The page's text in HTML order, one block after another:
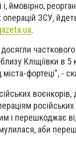
і, ймовірно,
ЗСУ,
.
досягли
Кліщіївки в
міста-фортеці", -
російських
і перешкоджає
аби